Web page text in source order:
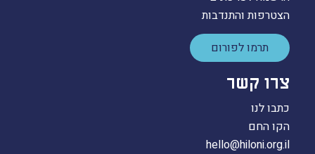
הצטרפות והתנדבות
תרמו לפורום
צרו קשר
כתבו לנו
הקו החם
hello@hiloni.org.il